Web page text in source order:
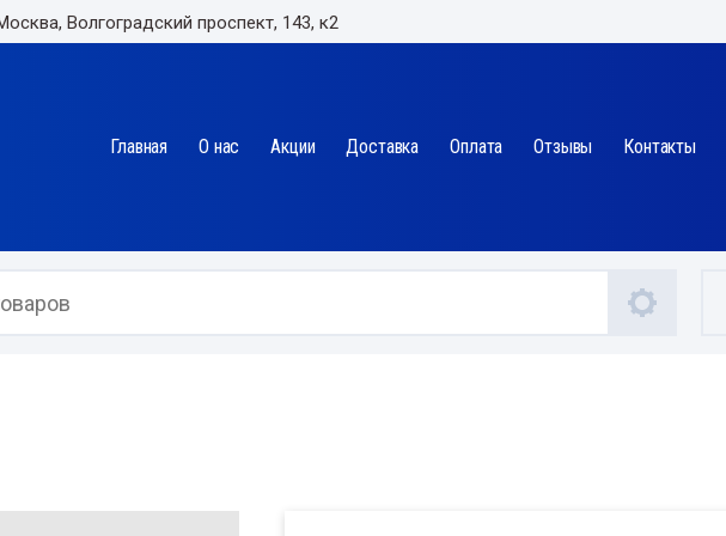
Волгоградский проспект, 143, к2
Главная О нас Акции Доставка Оплата Отзывы Контакты